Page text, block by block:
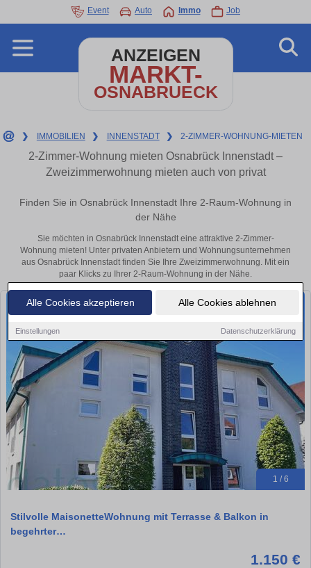
Alle Cookies akzeptieren Alle Cookies ablehnen
Einstellungen Datenschutzerklärung
Event Auto Immo Job
ANZEIGEN
MARKT-
OSNABRUECK
❯ IMMOBILIEN ❯ INNENSTADT ❯ 2-ZIMMER-WOHNUNG-MIETEN
2-Zimmer-Wohnung mieten Osnabrück Innenstadt –
Zweizimmerwohnung mieten auch von privat
Finden Sie in Osnabrück Innenstadt Ihre 2-Raum-Wohnung in
der Nähe
Sie möchten in Osnabrück Innenstadt eine attraktive 2-Zimmer-
Wohnung mieten! Unter privaten Anbietern und Wohnungsunternehmen
aus Osnabrück Innenstadt finden Sie Ihre Zweizimmerwohnung. Mit ein
paar Klicks zu Ihrer 2-Raum-Wohnung in der Nähe.
1 / 6
Stilvolle MaisonetteWohnung mit Terrasse & Balkon in
begehrter…
1.150 €